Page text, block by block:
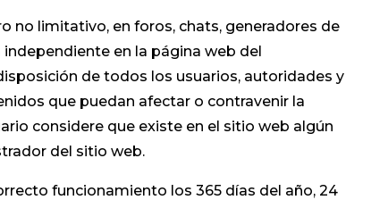
no limitativo, en foros, chats, generadores de
en la página web del
de todos los usuarios, autoridades y
que puedan afectar o contravenir la
considere que existe en el sitio web algún
del sitio web.
funcionamiento los 365 días del año, 24